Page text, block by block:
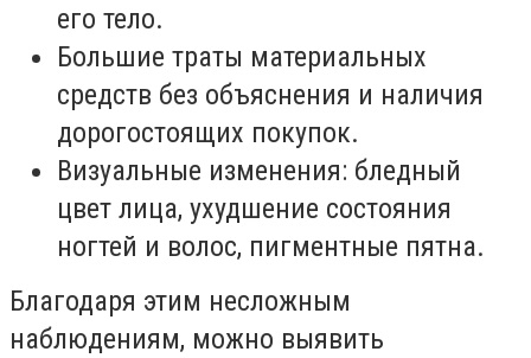
его тело.
Большие траты материальных
средств без объяснения и наличия
дорогостоящих покупок.
Визуальные изменения: бледный
цвет лица, ухудшение состояния
ногтей и волос, пигментные пятна.
Благодаря этим несложным
наблюдениям, можно выявить